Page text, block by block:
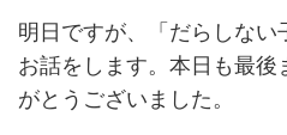
明日ですが、「だらしない
お話をします。本日も最後
がとうございました。